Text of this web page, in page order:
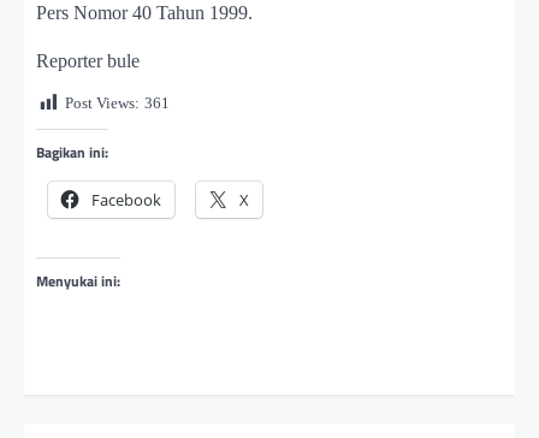
Pers Nomor 40 Tahun 1999.
Reporter bule
Post Views: 361
Bagikan ini:
Facebook X
Menyukai ini: